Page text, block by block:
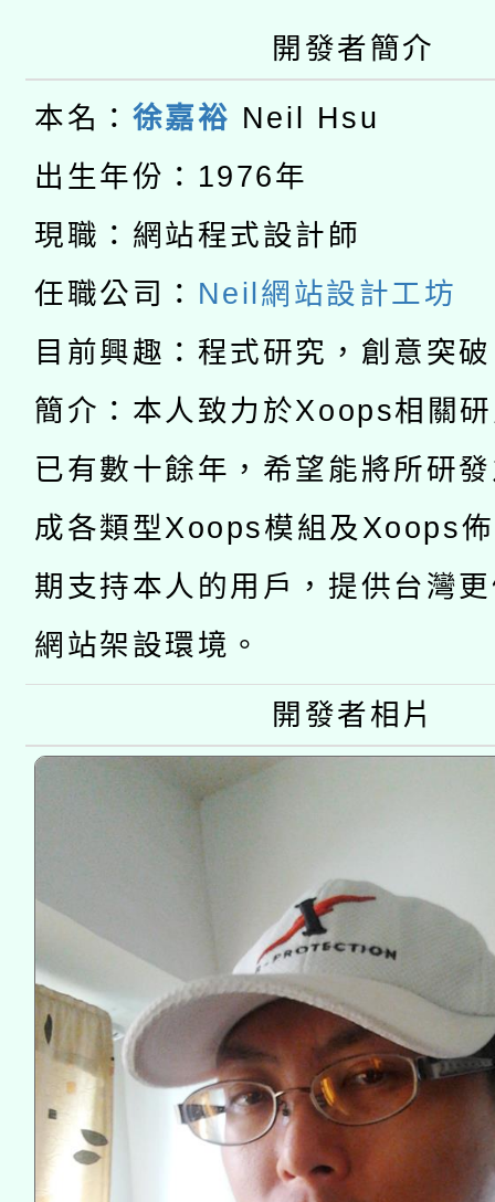
方素養工作坊新北場」
「族語學習班」招生簡
件」活動簡章
年度COVID-19疫苗接
接種對象擴大為「滿6
接種之民眾」措施，延
月28日止
轉知經濟部水利署委託
業技術研究院辦理「
用水績優單位及節水達
動」
115年8月22日(星期六
桃園市孔廟祈福系列
開 智慧啟航」
2026年桃園地景藝術
「2026桃園藝術巡演
關事宜
轉知教育部國民及學前
國立臺灣師範大學辦理
年度健康促進學校輔導
業成長研習」實施計畫
函轉國家教育研究院中
原住民族教育政策研討
族教育國際趨勢與發展
轉知教育部國民及學前
新北市政府教育局辦理
師專業成長研習實施計
方素養工作坊新北場」
函轉國立臺灣師範大學
族語言臺北學習中心
「族語學習班」招生簡
轉知有關國立成功大學
文教學共融平台-教案
件」活動簡章
教育部國民及學前教育
年度COVID-19疫苗接
接種對象擴大為「滿6
接種之民眾」措施，延
月28日止
開發者簡介
本名： 徐嘉裕 Neil Hsu
出生年份：1976年
現職：網站程式設計師
任職公司： Neil網站設計工坊
目前興趣：程式研究，創意突
簡介：本人致力於Xoops相關
已有數十餘年，希望能將所研
成各類型Xoops模組及Xoops
期支持本人的用戶，提供台灣
網站架設環境。
開發者相片